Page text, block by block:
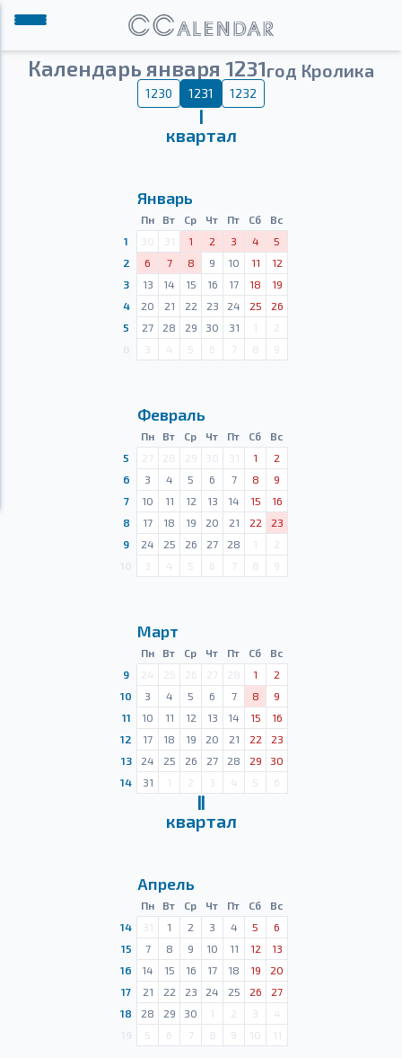
Календарь января 1231год Кролика
1230 1231 1232
Ⅰ
квартал
Январь
Пн Вт Ср Чт Пт Сб
Вс
1
30 31 1 2 3 4
5
2
6 7 8 9 10 11
12
3
13 14 15 16 17 18
19
4
20 21 22 23 24 25
26
5
27 28 29 30 31 1
2
3 4 5 6 7 8 9
Февраль
Пн Вт Ср Чт Пт Сб
Вс
5
27 28 29 30 31 1
2
6
3 4 5 6 7 8
9
7
10 11 12 13 14 15
16
8
17 18 19 20 21 22
23
9
24 25 26 27 28 1
2
3 4 5 6 7 8 9
Март
Пн Вт Ср Чт Пт Сб
Вс
9
24 25 26 27 28 1
2
10
3 4 5 6 7 8
9
11
10 11 12 13 14 15
16
12
17 18 19 20 21 22
23
13
24 25 26 27 28 29
30
14
31 1 2 3 4 5 6
Ⅱ
квартал
Апрель
Пн Вт Ср Чт Пт Сб
Вс
14
31 1 2 3 4 5
6
15
7 8 9 10 11 12
13
16
14 15 16 17 18 19
20
17
21 22 23 24 25 26
27
18
28 29 30 1 2 3
4
5 6 7 8 9 10 11